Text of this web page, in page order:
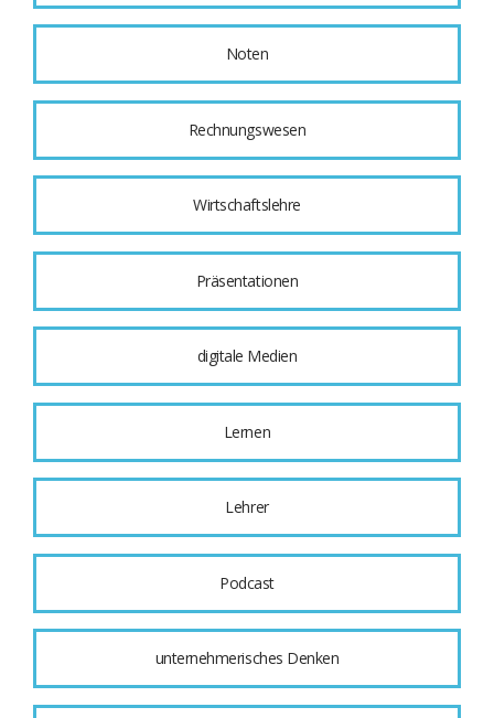
Noten
Rechnungswesen
Wirtschaftslehre
Präsentationen
digitale Medien
Lernen
Lehrer
Podcast
unternehmerisches Denken